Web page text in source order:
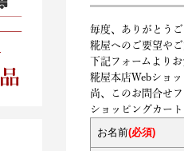
毎度、ありがとう
糀屋へのご要望や
下記フォームより
糀屋本店Webショ
尚、このお問合せ
ショッピングカー
お名前(必須)